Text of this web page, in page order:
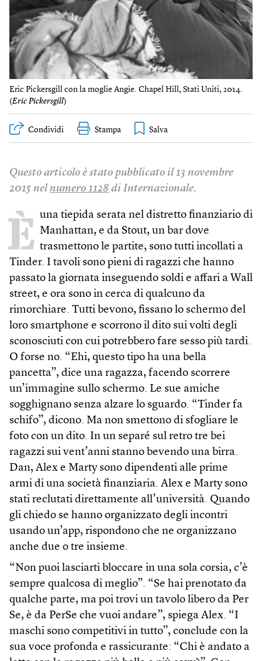
Eric Pickersgill con la moglie Angie. Chapel Hill, Stati Uniti, 2014.
(Eric Pickersgill)
Condividi Stampa
Questo articolo è stato pubblicato il 13 novembre
2015 nel numero 1128 di Internazionale.
È una tiepida serata nel distretto finanziario di
Manhattan, e da Stout, un bar dove
trasmettono le partite, sono tutti incollati a
Tinder. I tavoli sono pieni di ragazzi che hanno
passato la giornata inseguendo soldi e affari a Wall
street, e ora sono in cerca di qualcuno da
rimorchiare. Tutti bevono, fissano lo schermo del
loro smartphone e scorrono il dito sui volti degli
sconosciuti con cui potrebbero fare sesso più tardi.
O forse no. “Ehi, questo tipo ha una bella
pancetta”, dice una ragazza, facendo scorrere
un’immagine sullo schermo. Le sue amiche
sogghignano senza alzare lo sguardo. “Tinder fa
schifo”, dicono. Ma non smettono di sfogliare le
foto con un dito. In un separé sul retro tre bei
ragazzi sui vent’anni stanno bevendo una birra.
Dan, Alex e Marty sono dipendenti alle prime
armi di una società finanziaria. Alex e Marty sono
stati reclutati direttamente all’università. Quando
gli chiedo se hanno organizzato degli incontri
usando un’app, rispondono che ne organizzano
anche due o tre insieme.
“Non puoi lasciarti bloccare in una sola corsia, c’è
sempre qualcosa di meglio”. “Se hai prenotato da
qualche parte, ma poi trovi un tavolo libero da Per
Se, è da PerSe che vuoi andare”, spiega Alex. “I
maschi sono competitivi in tutto”, conclude con la
sua voce profonda e rassicurante: “Chi è andato a